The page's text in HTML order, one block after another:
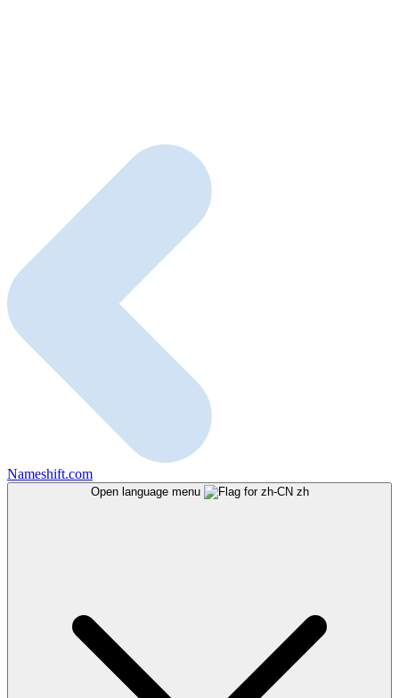
Nameshift.com
Open language menu zh